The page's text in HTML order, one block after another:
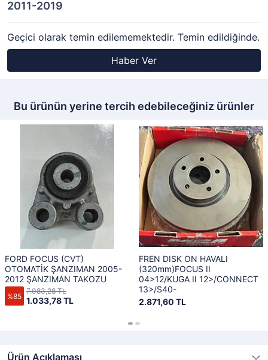
2011-2019
Geçici olarak temin edilememektedir. Temin edildiğinde.
Haber Ver
Bu ürünün yerine tercih edebileceğiniz ürünler
FORD FOCUS (CVT)
OTOMATİK ŞANZIMAN 2005-
2012 ŞANZIMAN TAKOZU
%85 1.033,78 TL
7.083,28 TL
FREN DISK ON HAVALI
(320mm)FOCUS II
04>12/KUGA II 12>/CONNECT
13>/S40-
2.871,60 TL
Ürün Açıklaması